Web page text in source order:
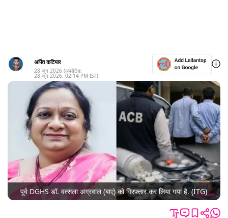
अर्पित कटियार
28 जून 2026 (अपडेटेड:
28 जून 2026, 02:14 PM IST)
पूर्व DGHS डॉ. वत्सला अग्रवाल (बाएं) को गिरफ्तार कर लिया गया है. (ITG)